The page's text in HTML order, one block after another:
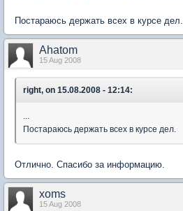
Постараюсь держать всех в курсе дел.
Ahatom
15 Aug 2008
right, on 15.08.2008 - 12:14:
...
Постараюсь держать всех в курсе дел.
Отлично. Спасибо за информацию.
xoms
15 Aug 2008